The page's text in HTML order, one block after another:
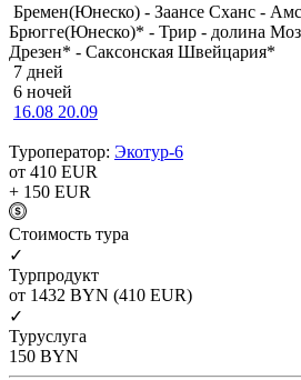
Бремен(Юнеско) - Заансе Сханс -
Брюгге(Юнеско)* - Трир - долина
Дрезен* - Саксонская Швейцария*
7 дней
6 ночей
16.08 20.09
Туроператор: Экотур-6
от 410 EUR
+ 150 EUR
Cтоимость тура
✓
Турпродукт
от 1432 BYN (410 EUR)
✓
Туруслуга
150 BYN